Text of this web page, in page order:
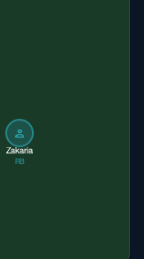
person
Zakaria
RB